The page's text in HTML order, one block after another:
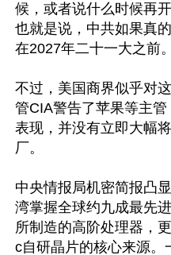
候，或者说什么时候再
也就是说，中共如果真
在2027年二十一大之前。
不过，美国商界似乎对
管CIA警告了苹果等主
表现，并没有立即大幅
厂。
中央情报局机密简报凸
湾掌握全球约九成最先
所制造的高阶处理器，
c自研晶片的核心来源。